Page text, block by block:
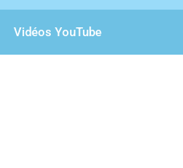
Vidéos YouTube